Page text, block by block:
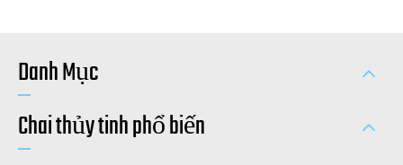
Danh Mục
Chai thủy tinh phổ biến